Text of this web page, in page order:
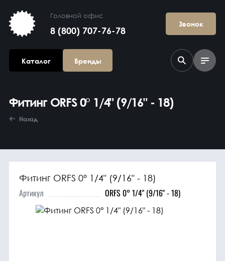
Головной офис
8 (800) 707-76-78
Звонок
Каталог Бренды
Агрегаты в
сборе
Фитинг ORFS 0° 1/4" (9/16" - 18)
Назад
Фитинг ORFS 0° 1/4" (9/16" - 18)
Артикул ORFS 0° 1/4" (9/16" - 18)